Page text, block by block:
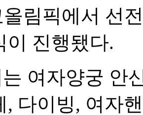
올림픽에서 선
이 진행됐다.
여자양궁 안
, 다이빙, 여자